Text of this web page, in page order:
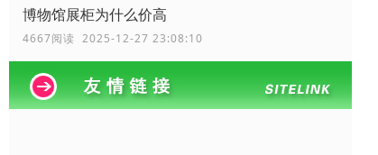
博物馆展柜为什么价高
4667阅读 2025-12-27 23:08:10